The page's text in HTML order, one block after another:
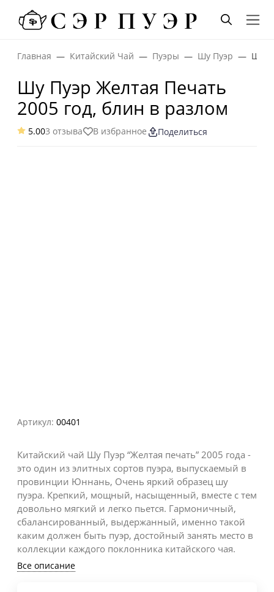
Главная Китайский Чай Пуэры Шу Пуэр Шу
Шу Пуэр Желтая Печать
2005 год, блин в разлом
5.003 отзыва В избранное Поделиться
Артикул: 00401
Китайский чай Шу Пуэр “Желтая печать” 2005 года -
это один из элитных сортов пуэра, выпускаемый в
провинции Юннань, Очень яркий образец шу
пуэра. Крепкий, мощный, насыщенный, вместе с тем
довольно мягкий и легко пьется. Гармоничный,
сбалансированный, выдержанный, именно такой
каким должен быть пуэр, достойный занять место в
коллекции каждого поклонника китайского чая.
Все описание